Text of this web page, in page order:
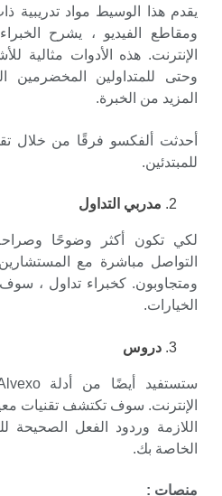
يقدم هذا الوسيط مواد تدريبية
ومقاطع الفيديو ، يشرح
الإنترنت. هذه الأدوات مثالية
وحتى للمتداولين المخضرمين
المزيد من الخبرة.
أحدثت ألفكسو فرقًا من خلال
للمبتدئين.
مدربي التداول
لكي تكون أكثر وضوحًا
التواصل مباشرة مع
ومتجاوبون. كخبراء تداول ،
الخيارات.
دروس
الإنترنت. سوف تكتشف تقنيات
اللازمة وردود الفعل الصحيحة
الخاصة بك.
منصات :